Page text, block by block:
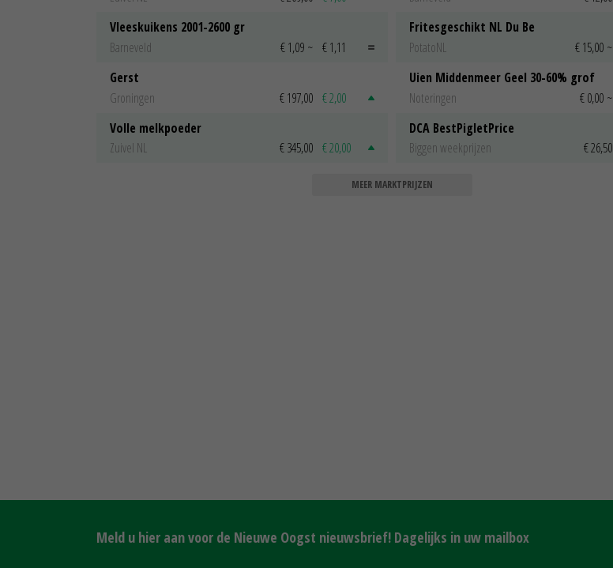
Vleeskuikens 2001-2600 gr
Barneveld
€ 1,09 ~ € 1,11
Gerst
Groningen
€ 197,00 € 2,00
Volle melkpoeder
Zuivel NL
€ 345,00 € 20,00
Fritesgeschikt NL Du Be
PotatoNL
€ 15,00 ~
Uien Middenmeer Geel 30-60% grof
Noteringen
€ 0,00 ~
DCA BestPigletPrice
Biggen weekprijzen
€ 26,50
MEER MARKTPRIJZEN
Meld u hier aan voor de Nieuwe Oogst nieuwsbrief! Dagelijks in uw mailbox